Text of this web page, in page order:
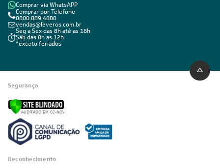
Comprar via WhatsAPP
Comprar por Telefone
0800 889 4888
vendas@leveros.com.br
Seg a Sex das 8h até as 18h
Sáb das 8h as 12h
*exceto feriados
Segurança
Reconhecimento